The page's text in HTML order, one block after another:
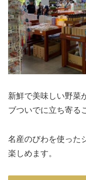
新鮮で美味しい野菜
ブついでに立ち寄る
名産のびわを使った
楽しめます。